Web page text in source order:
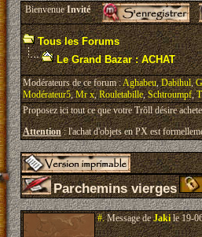
BienvenueInvité
Tous les Forums
Le Grand Bazar : ACHAT
Modérateurs de ce forum :Aghabeu,Dabihul,
Modérateur5,Mr x,Rouletabille,Schtroumpf,
Proposez ici tout ce que votre Trõll désire
Attention: l'achat d'objets en PX est
Parchemins vierges
#.Message deJakile 19-